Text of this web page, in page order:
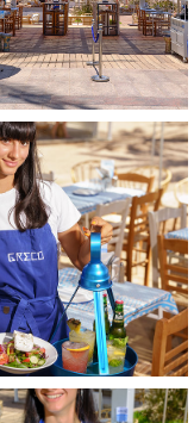
לפתיחת
התמונה
בגדול
+
לפתיחת